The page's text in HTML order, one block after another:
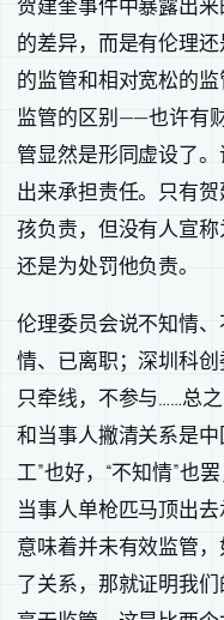
贺建奎事件中暴露出
的差异，而是有伦理
的监管和相对宽松的
监管的区别——也许有
管显然是形同虚设了
出来承担责任。只有
孩负责，但没有人宣
还是为处罚他负责。
伦理委员会说不知情
情、已离职；深圳科
只牵线，不参与……总
和当事人撇清关系是中
工”也好，“不知情”也
当事人单枪匹马顶出
意味着并未有效监管
了关系，那就证明我